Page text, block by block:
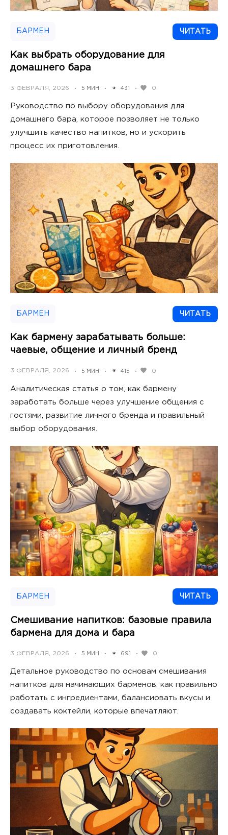
БАРМЕН ЧИТАТЬ
Как выбрать оборудование для
домашнего бара
POSTED
3 ФЕВРАЛЯ, 2026 • 5 МИН • 431 • 0
Руководство по выбору оборудования для
домашнего бара, которое позволяет не только
улучшить качество напитков, но и ускорить
процесс их приготовления.
БАРМЕН ЧИТАТЬ
Как бармену зарабатывать больше:
чаевые, общение и личный бренд
POSTED
3 ФЕВРАЛЯ, 2026 • 5 МИН • 415 • 0
Аналитическая статья о том, как бармену
заработать больше через улучшение общения с
гостями, развитие личного бренда и правильный
выбор оборудования.
БАРМЕН ЧИТАТЬ
Смешивание напитков: базовые правила
бармена для дома и бара
POSTED
3 ФЕВРАЛЯ, 2026 • 5 МИН • 691 • 0
Детальное руководство по основам смешивания
напитков для начинающих барменов: как правильно
работать с ингредиентами, балансиовать вкусы и
создавать коктейли, которые впечатляют.